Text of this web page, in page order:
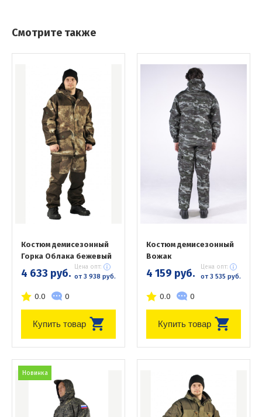
Смотрите также
Костюм демисезонный
Горка Облака бежевый
4 633 руб. Цена опт:
от 3 938 руб.
0.0 0
Купить товар
Костюм демисезонный
Вожак
4 159 руб. Цена опт:
от 3 535 руб.
0.0 0
Купить товар
Новинка